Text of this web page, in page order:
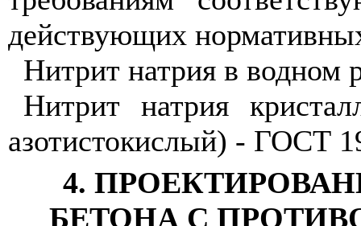
действующих
Нитрит натрия в водном
Нитрит натрия
азотистокислый) - ГОСТ
4.
БЕТОНА С